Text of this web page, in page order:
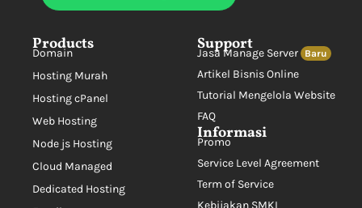
Products
Domain
Hosting Murah
Hosting cPanel
Web Hosting
Node js Hosting
Cloud Managed
Dedicated Hosting
Support
Jasa Manage Server Baru
Artikel Bisnis Online
Tutorial Mengelola Website
FAQ
Informasi
Promo
Service Level Agreement
Term of Service
Kebijakan SMKI